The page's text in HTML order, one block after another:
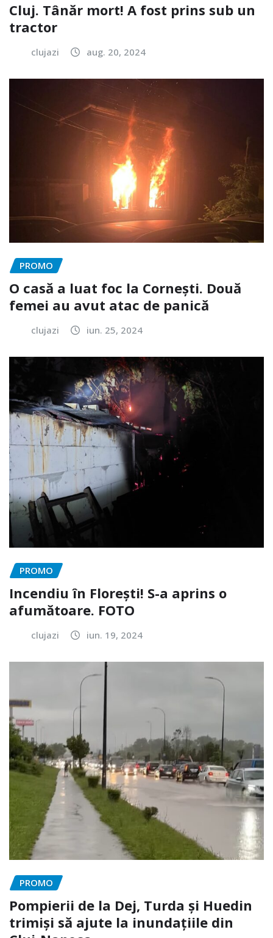
Cluj. Tânăr mort! A fost prins sub un
tractor
clujazi aug. 20, 2024
PROMO
O casă a luat foc la Cornești. Două
femei au avut atac de panică
clujazi iun. 25, 2024
PROMO
Incendiu în Florești! S-a aprins o
afumătoare. FOTO
clujazi iun. 19, 2024
PROMO
Pompierii de la Dej, Turda și Huedin
trimiși să ajute la inundațiile din